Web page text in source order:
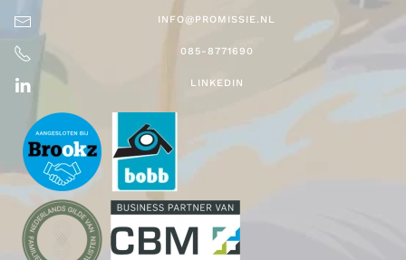
INFO@PROMISSIE.NL
085-8771690
LINKEDIN